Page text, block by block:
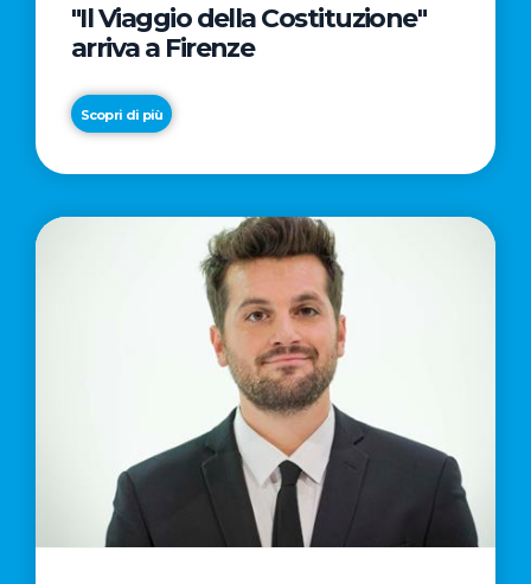
"Il Viaggio della Costituzione"
arriva a Firenze
Scopri di più